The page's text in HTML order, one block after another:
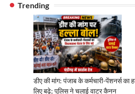
Trending
डीए की मांग: पंजाब के कर्मचारी-पेंशनर्स का
लिए बढ़े; पुलिस ने चलाई वाटर कैनन